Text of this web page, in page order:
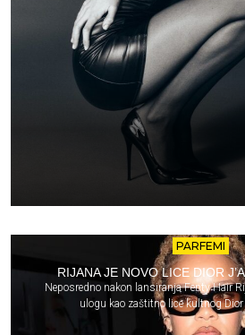
PARFEMI
RIJANA JE NOVO LICE DIOR
Neposredno nakon lansiranja Fenty Hair
ulogu kao zaštitno lice kultnog Dior